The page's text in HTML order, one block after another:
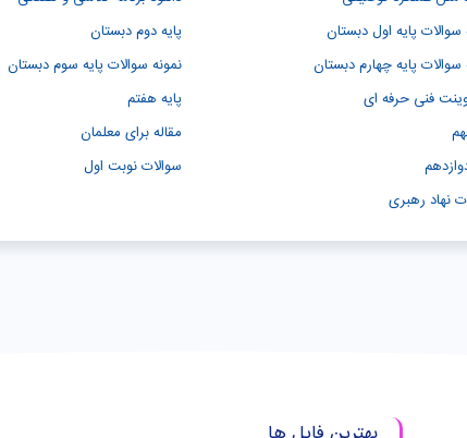
سوالات پایه اول دبستان پایه دوم دبستان
سوالات پایه چهارم دبستان نمونه سوالات پایه سوم دبستان
فنی حرفه ای پایه هفتم
مقاله برای معلمان
سوالات نوبت اول
نهاد رهبری